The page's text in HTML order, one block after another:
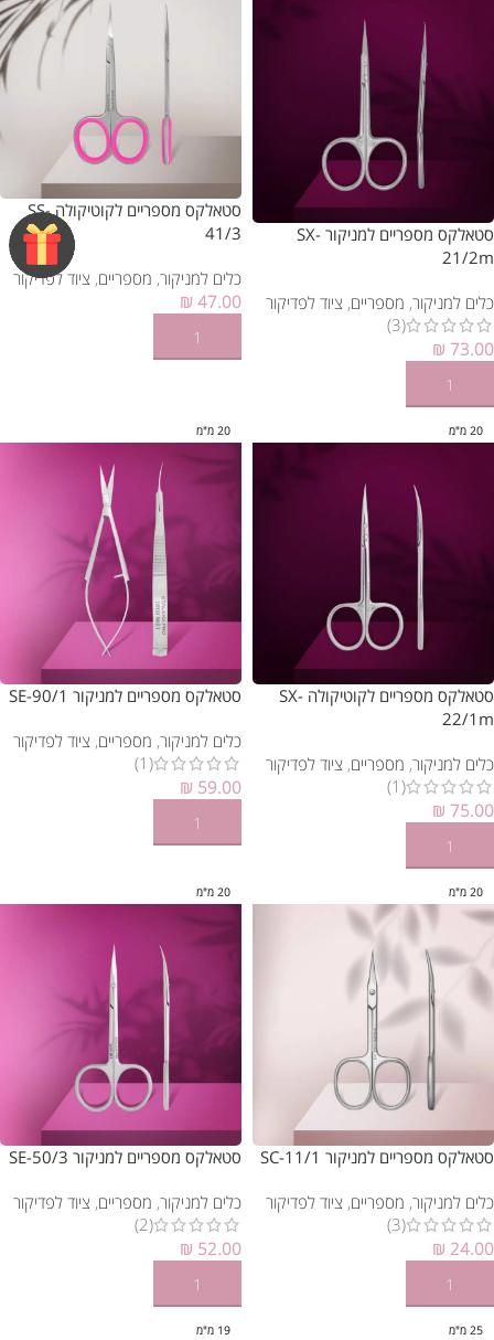
סטאלקס מספריים למניקור SX-
21/2m
כלים למניקור, מספריים, ציוד לפדיקור
(3)
₪ 73.00
הוספה לסל
סטאלקס מספריים לקוטיקולה SS-
41/3
כלים למניקור, מספריים, ציוד לפדיקור
₪ 47.00
הוספה לסל
20 מ"מ
סטאלקס מספריים לקוטיקולה SX-
22/1m
כלים למניקור, מספריים, ציוד לפדיקור
(1)
₪ 75.00
הוספה לסל
20 מ"מ
סטאלקס מספריים למניקור SE-90/1
כלים למניקור, מספריים, ציוד לפדיקור
(1)
₪ 59.00
הוספה לסל
20 מ"מ
סטאלקס מספריים למניקור SC-11/1
כלים למניקור, מספריים, ציוד לפדיקור
(3)
₪ 24.00
הוספה לסל
20 מ"מ
סטאלקס מספריים למניקור SE-50/3
כלים למניקור, מספריים, ציוד לפדיקור
(2)
₪ 52.00
הוספה לסל
25 מ"מ 19 מ"מ